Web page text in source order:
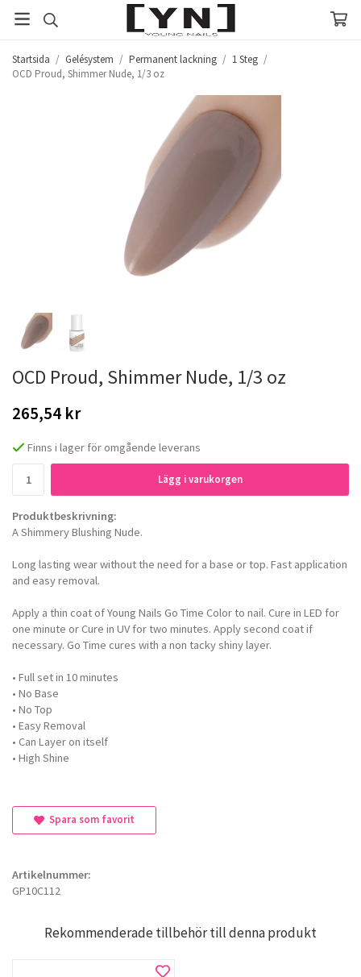
Startsida / Gelésystem / Permanent lackning / 1 Steg /
OCD Proud, Shimmer Nude, 1/3 oz
OCD Proud, Shimmer Nude, 1/3 oz
265,54 kr
Finns i lager för omgående leverans
Lägg i varukorgen
Produktbeskrivning:
A Shimmery Blushing Nude.
Long lasting wear without the need for a base or top. Fast application
and easy removal.
Apply a thin coat of Young Nails Go Time Color to nail. Cure in LED for
one minute or Cure in UV for two minutes. Apply second coat if
necessary. Go Time cures with a non tacky shiny layer.
• Full set in 10 minutes
• No Base
• No Top
• Easy Removal
• Can Layer on itself
• High Shine
Spara som favorit
Artikelnummer:
GP10C112
Rekommenderade tillbehör till denna produkt